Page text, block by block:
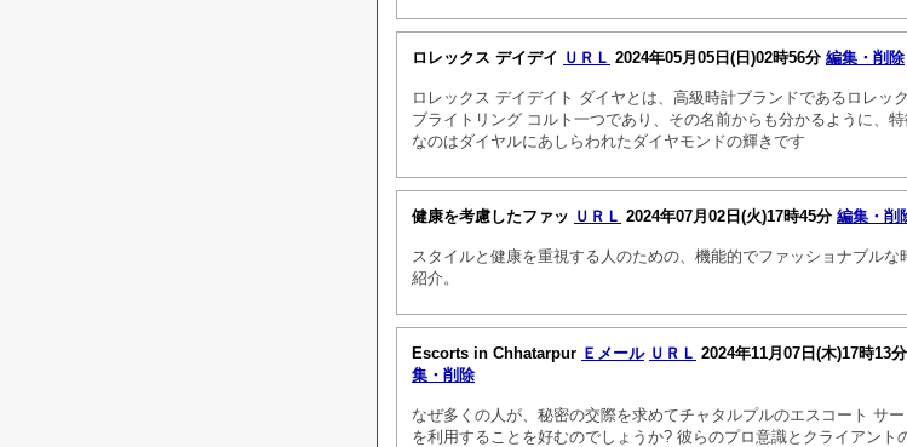
ロレックス デイデイ ＵＲＬ 2024年05月05日(日)02時56分 編集・削除
ロレックス デイデイト ダイヤとは、高級時計ブランドであるロレッ
ブライトリング コルト一つであり、その名前からも分かるように、特
なのはダイヤルにあしらわれたダイヤモンドの輝きです
健康を考慮したファッ ＵＲＬ 2024年07月02日(火)17時45分 編集・削
スタイルと健康を重視する人のための、機能的でファッショナブルな
紹介。
Escorts in Chhatarpur Ｅメール ＵＲＬ 2024年11月07日(木)17時13分
集・削除
なぜ多くの人が、秘密の交際を求めてチャタルプルのエスコート サー
を利用することを好むのでしょうか? 彼らのプロ意識とクライアント